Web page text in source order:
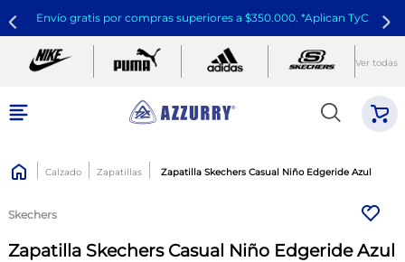
Envío gratis por compras superiores a $350.000. *Aplican TyC
Ver todas
Calzado Zapatillas Zapatilla Skechers Casual Niño Edgeride Azul
Skechers
Zapatilla Skechers Casual Niño Edgeride Azul